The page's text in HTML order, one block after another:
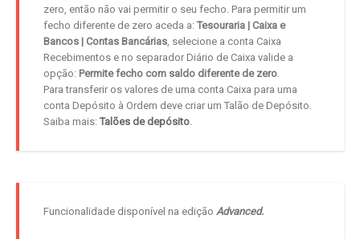
zero, então não vai permitir o seu fecho. Para permitir um
fecho diferente de zero aceda a: Tesouraria | Caixa e
Bancos | Contas Bancárias, selecione a conta Caixa
Recebimentos e no separador Diário de Caixa valide a
opção: Permite fecho com saldo diferente de zero.
Para transferir os valores de uma conta Caixa para uma
conta Depósito à Ordem deve criar um Talão de Depósito.
Saiba mais: Talões de depósito.
Funcionalidade disponível na edição Advanced.